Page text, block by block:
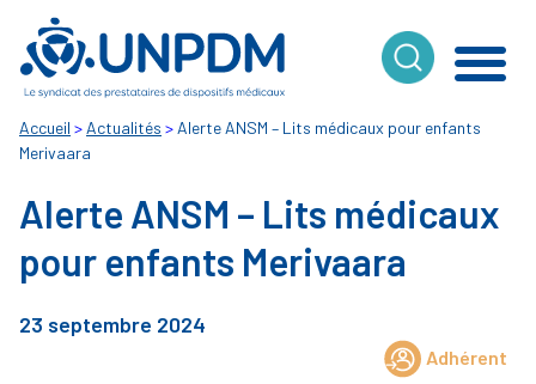
Accueil > Actualités > Alerte ANSM – Lits médicaux pour enfants
Merivaara
Alerte ANSM – Lits médicaux
pour enfants Merivaara
23 septembre 2024
Adhérent